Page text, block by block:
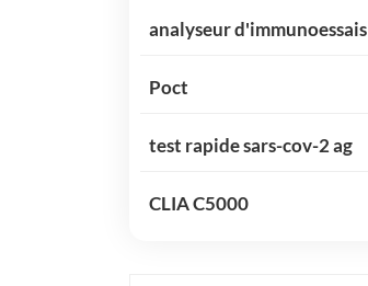
analyseur d'immunoessais
Poct
test rapide sars-cov-2 ag
CLIA C5000